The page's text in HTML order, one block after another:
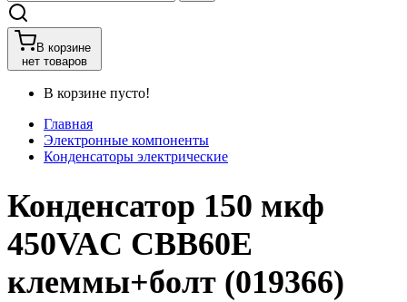
В корзине
нет товаров
В корзине пусто!
Главная
Электронные компоненты
Конденсаторы электрические
Конденсатор 150 мкф
450VAC CBB60E
клеммы+болт (019366)